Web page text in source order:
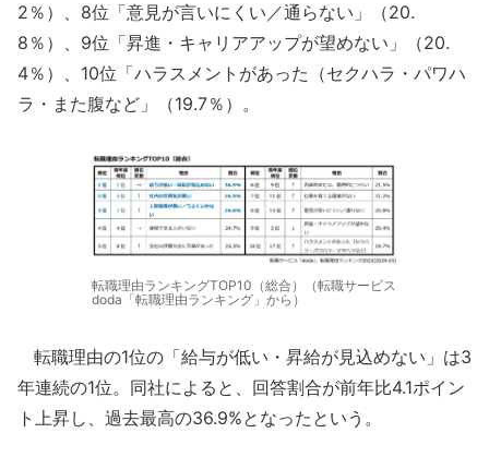
2％）、8位「意見が言いにくい／通らない」（20.
8％）、9位「昇進・キャリアアップが望めない」（20.
4％）、10位「ハラスメントがあった（セクハラ・パワハ
ラ・また腹など」（19.7％）。
転職理由ランキングTOP10（総合）（転職サービス
doda「転職理由ランキング」から）
転職理由の1位の「給与が低い・昇給が見込めない」は3
年連続の1位。同社によると、回答割合が前年比4.1ポイン
ト上昇し、過去最高の36.9%となったという。